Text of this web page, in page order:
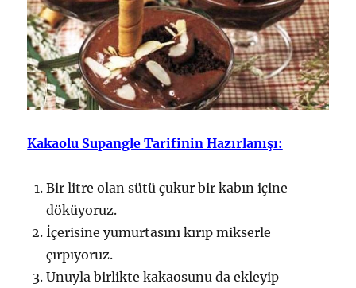
Kakaolu Supangle Tarifinin Hazırlanışı:
Bir litre olan sütü çukur bir kabın içine
döküyoruz.
İçerisine yumurtasını kırıp mikserle
çırpıyoruz.
Unuyla birlikte kakaosunu da ekleyip